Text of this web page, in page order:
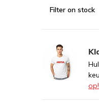
Filter on stock
op!